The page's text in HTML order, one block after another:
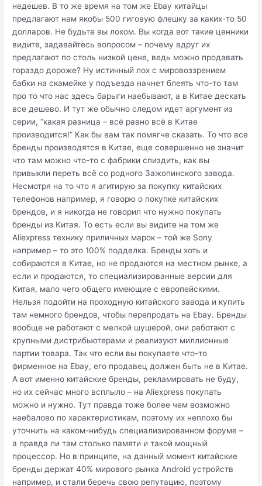
недешев. В то же время на том же Ebay китайцы
предлагают нам якобы 500 гиговую флешку за каких-то 50
долларов. Не будьте вы лохом. Вы когда вот такие ценники
видите, задавайтесь вопросом – почему вдруг их
предлагают по столь низкой цене, ведь можно продавать
гораздо дороже? Ну истинный лох с мировоззрением
бабки на скамейке у подъезда начнет блеять что-то там
про то что нас здесь барыги наебывают, а в Китае дескать
все дешево. И тут же обычно следом идет аргумент из
серии, “какая разница – всё равно всё в Китае
производится!” Как бы вам так помягче сказать. То что все
бренды производятся в Китае, еще совершенно не значит
что там можно что-то с фабрики спиздить, как вы
привыкли переть всё со родного Зажопинского завода.
Несмотря на то что я агитирую за покупку китайских
телефонов например, я говорю о покупке китайских
брендов, и я никогда не говорил что нужно покупать
бренды из Китая. То есть если вы видите на том же
Aliexpress технику приличных марок – той же Sony
например – то это 100% подделка. Бренды хоть и
собираются в Китае, но не продаются на местном рынке, а
если и продаются, то специализированные версии для
Китая, мало чего общего имеющие с европейскими.
Нельзя подойти на проходную китайского завода и купить
там немного брендов, чтобы перепродать на Ebay. Бренды
вообще не работают с мелкой шушерой, они работают с
крупными дистрибьютерами и реализуют миллионные
партии товара. Так что если вы покупаете что-то
фирменное на Ebay, его продавец должен быть не в Китае.
А вот именно китайские бренды, рекламировать не буду,
но их сейчас много всплыло – на Aliexpress покупать
можно и нужно. Тут правда тоже более чем возможно
наебалово по характеристикам, поэтому их неплохо бы
уточнить на каком-нибудь специализированном форуме –
а правда ли там столько памяти и такой мощный
процессор. Но в принципе, на данный момент китайские
бренды держат 40% мирового рынка Android устройств
например, и стали беречь свою репутацию, поэтому